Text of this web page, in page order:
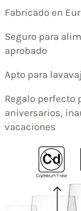
Fabricado en
Seguro para
aprobado
Apto para
Regalo perfecto
aniversarios,
vacaciones